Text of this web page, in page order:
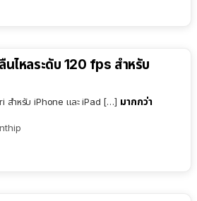
นไหลระดับ 120 fps สำหรับ
สำหรับ iPhone และ iPad […] มากกว่า